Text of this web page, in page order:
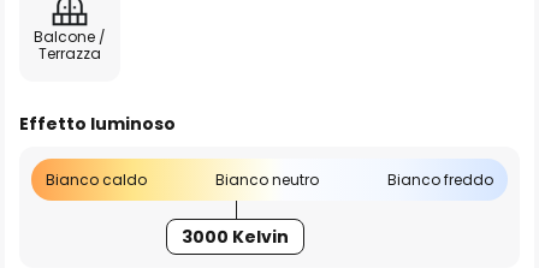
Balcone /
Terrazza
Effetto luminoso
Bianco caldo Bianco neutro Bianco freddo
3000 Kelvin